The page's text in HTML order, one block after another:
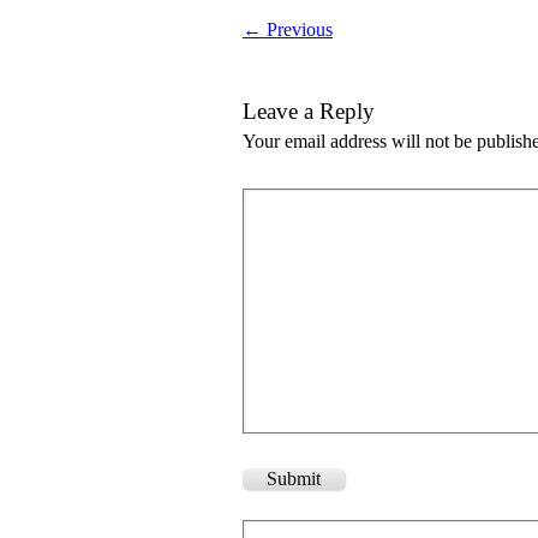
← Previous
Leave a Reply
Your email address will not be
Submit